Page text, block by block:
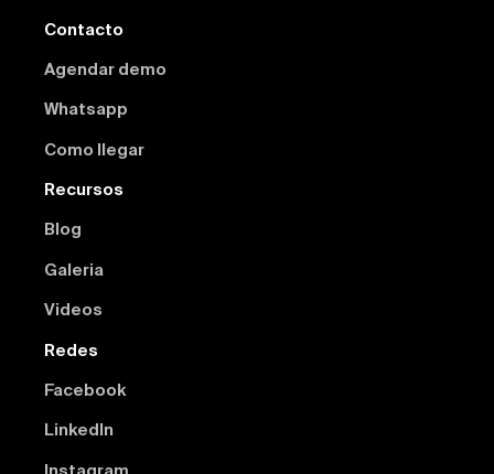
Contacto
Agendar demo
Whatsapp
Como llegar
Recursos
Blog
Galeria
Videos
Redes
Facebook
Linkedln
Instagram